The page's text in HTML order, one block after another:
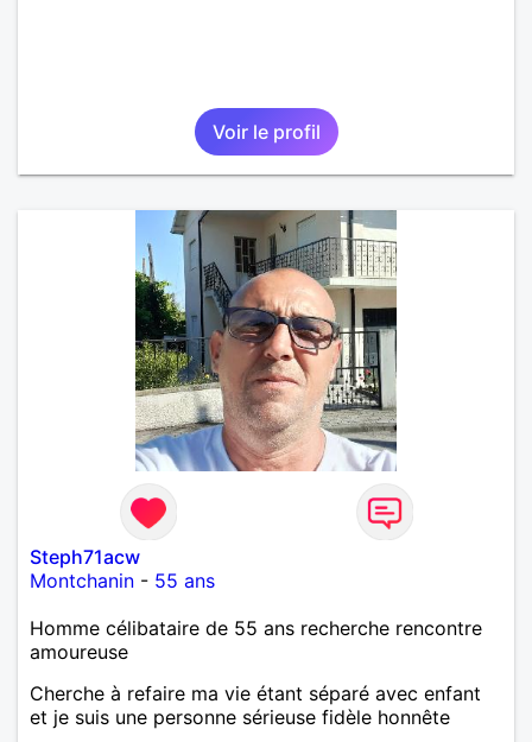
Voir le profil
Steph71acw
Montchanin - 55 ans
Homme célibataire de 55 ans recherche rencontre
amoureuse
Cherche à refaire ma vie étant séparé avec enfant
et je suis une personne sérieuse fidèle honnête